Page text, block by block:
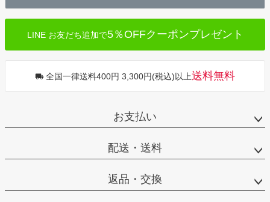
LINE お友だち追加で5％OFFクーポンプレゼント
全国一律送料400円 3,300円(税込)以上送料無料
お支払い
配送・送料
返品・交換